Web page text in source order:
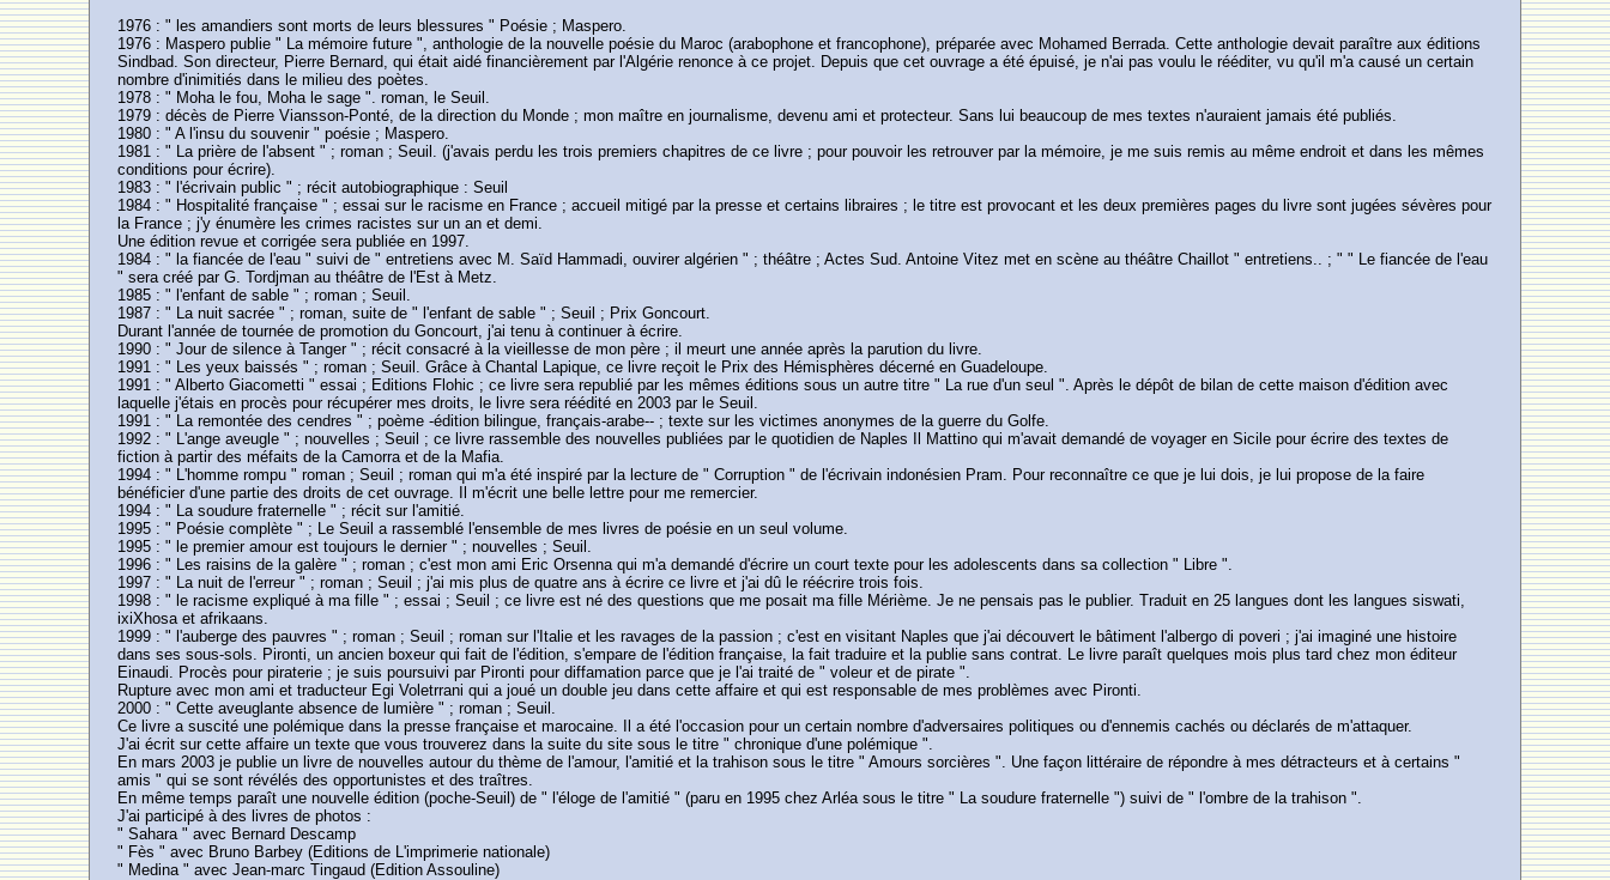
1976 : " les amandiers sont morts de leurs blessures " Poésie ; Maspero.
1976 : Maspero publie " La mémoire future ", anthologie de la nouvelle poésie du Maroc (arabophone et francophone), préparée avec Mohamed Berrada. Cette anthologie devait paraître aux éditions
Sindbad. Son directeur, Pierre Bernard, qui était aidé financièrement par l'Algérie renonce à ce projet. Depuis que cet ouvrage a été épuisé, je n'ai pas voulu le rééditer, vu qu'il m'a causé un certain
nombre d'inimitiés dans le milieu des poètes.
1978 : " Moha le fou, Moha le sage ". roman, le Seuil.
1979 : décès de Pierre Viansson-Ponté, de la direction du Monde ; mon maître en journalisme, devenu ami et protecteur. Sans lui beaucoup de mes textes n'auraient jamais été publiés.
1980 : " A l'insu du souvenir " poésie ; Maspero.
1981 : " La prière de l'absent " ; roman ; Seuil. (j'avais perdu les trois premiers chapitres de ce livre ; pour pouvoir les retrouver par la mémoire, je me suis remis au même endroit et dans les mêmes
conditions pour écrire).
1983 : " l'écrivain public " ; récit autobiographique : Seuil
1984 : " Hospitalité française " ; essai sur le racisme en France ; accueil mitigé par la presse et certains libraires ; le titre est provocant et les deux premières pages du livre sont jugées sévères pour
la France ; j'y énumère les crimes racistes sur un an et demi.
Une édition revue et corrigée sera publiée en 1997.
1984 : " la fiancée de l'eau " suivi de " entretiens avec M. Saïd Hammadi, ouvirer algérien " ; théâtre ; Actes Sud. Antoine Vitez met en scène au théâtre Chaillot " entretiens.. ; " " Le fiancée de l'eau
" sera créé par G. Tordjman au théâtre de l'Est à Metz.
1985 : " l'enfant de sable " ; roman ; Seuil.
1987 : " La nuit sacrée " ; roman, suite de " l'enfant de sable " ; Seuil ; Prix Goncourt.
Durant l'année de tournée de promotion du Goncourt, j'ai tenu à continuer à écrire.
1990 : " Jour de silence à Tanger " ; récit consacré à la vieillesse de mon père ; il meurt une année après la parution du livre.
1991 : " Les yeux baissés " ; roman ; Seuil. Grâce à Chantal Lapique, ce livre reçoit le Prix des Hémisphères décerné en Guadeloupe.
1991 : " Alberto Giacometti " essai ; Editions Flohic ; ce livre sera republié par les mêmes éditions sous un autre titre " La rue d'un seul ". Après le dépôt de bilan de cette maison d'édition avec
laquelle j'étais en procès pour récupérer mes droits, le livre sera réédité en 2003 par le Seuil.
1991 : " La remontée des cendres " ; poème -édition bilingue, français-arabe-- ; texte sur les victimes anonymes de la guerre du Golfe.
1992 : " L'ange aveugle " ; nouvelles ; Seuil ; ce livre rassemble des nouvelles publiées par le quotidien de Naples Il Mattino qui m'avait demandé de voyager en Sicile pour écrire des textes de
fiction à partir des méfaits de la Camorra et de la Mafia.
1994 : " L'homme rompu " roman ; Seuil ; roman qui m'a été inspiré par la lecture de " Corruption " de l'écrivain indonésien Pram. Pour reconnaître ce que je lui dois, je lui propose de la faire
bénéficier d'une partie des droits de cet ouvrage. Il m'écrit une belle lettre pour me remercier.
1994 : " La soudure fraternelle " ; récit sur l'amitié.
1995 : " Poésie complète " ; Le Seuil a rassemblé l'ensemble de mes livres de poésie en un seul volume.
1995 : " le premier amour est toujours le dernier " ; nouvelles ; Seuil.
1996 : " Les raisins de la galère " ; roman ; c'est mon ami Eric Orsenna qui m'a demandé d'écrire un court texte pour les adolescents dans sa collection " Libre ".
1997 : " La nuit de l'erreur " ; roman ; Seuil ; j'ai mis plus de quatre ans à écrire ce livre et j'ai dû le réécrire trois fois.
1998 : " le racisme expliqué à ma fille " ; essai ; Seuil ; ce livre est né des questions que me posait ma fille Mérième. Je ne pensais pas le publier. Traduit en 25 langues dont les langues siswati,
ixiXhosa et afrikaans.
1999 : " l'auberge des pauvres " ; roman ; Seuil ; roman sur l'Italie et les ravages de la passion ; c'est en visitant Naples que j'ai découvert le bâtiment l'albergo di poveri ; j'ai imaginé une histoire
dans ses sous-sols. Pironti, un ancien boxeur qui fait de l'édition, s'empare de l'édition française, la fait traduire et la publie sans contrat. Le livre paraît quelques mois plus tard chez mon éditeur
Einaudi. Procès pour piraterie ; je suis poursuivi par Pironti pour diffamation parce que je l'ai traité de " voleur et de pirate ".
Rupture avec mon ami et traducteur Egi Voletrrani qui a joué un double jeu dans cette affaire et qui est responsable de mes problèmes avec Pironti.
2000 : " Cette aveuglante absence de lumière " ; roman ; Seuil.
Ce livre a suscité une polémique dans la presse française et marocaine. Il a été l'occasion pour un certain nombre d'adversaires politiques ou d'ennemis cachés ou déclarés de m'attaquer.
J'ai écrit sur cette affaire un texte que vous trouverez dans la suite du site sous le titre " chronique d'une polémique ".
En mars 2003 je publie un livre de nouvelles autour du thème de l'amour, l'amitié et la trahison sous le titre " Amours sorcières ". Une façon littéraire de répondre à mes détracteurs et à certains "
amis " qui se sont révélés des opportunistes et des traîtres.
En même temps paraît une nouvelle édition (poche-Seuil) de " l'éloge de l'amitié " (paru en 1995 chez Arléa sous le titre " La soudure fraternelle ") suivi de " l'ombre de la trahison ".
J'ai participé à des livres de photos :
" Sahara " avec Bernard Descamp
" Fès " avec Bruno Barbey (Editions de L'imprimerie nationale)
" Medina " avec Jean-marc Tingaud (Edition Assouline)